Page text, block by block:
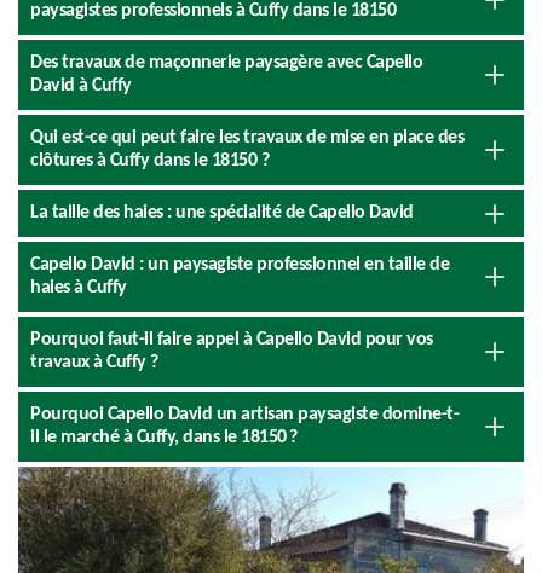
paysagistes professionnels à Cuffy dans le 18150
Des travaux de maçonnerie paysagère avec Capello
David à Cuffy
Qui est-ce qui peut faire les travaux de mise en place des
clôtures à Cuffy dans le 18150 ?
La taille des haies : une spécialité de Capello David
Capello David : un paysagiste professionnel en taille de
haies à Cuffy
Pourquoi faut-il faire appel à Capello David pour vos
travaux à Cuffy ?
Pourquoi Capello David un artisan paysagiste domine-t-
il le marché à Cuffy, dans le 18150 ?